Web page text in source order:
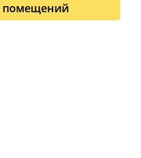
помещений